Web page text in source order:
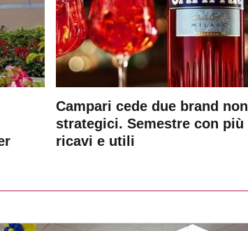
Campari cede due brand non
strategici. Semestre con più
ricavi e utili